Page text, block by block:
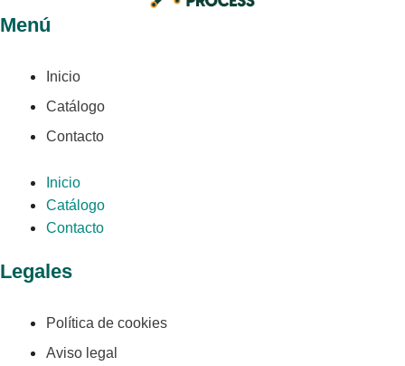
Menú
Inicio
Catálogo
Contacto
Inicio
Catálogo
Contacto
Legales
Política de cookies
Aviso legal